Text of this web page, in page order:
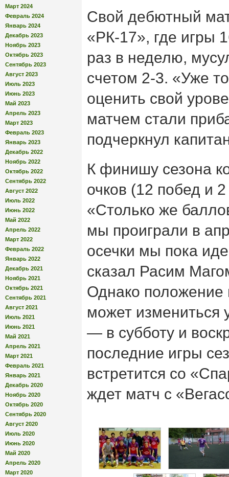
Март 2024
Февраль 2024
Январь 2024
Декабрь 2023
Ноябрь 2023
Октябрь 2023
Сентябрь 2023
Август 2023
Июль 2023
Июнь 2023
Май 2023
Апрель 2023
Март 2023
Февраль 2023
Январь 2023
Декабрь 2022
Ноябрь 2022
Октябрь 2022
Сентябрь 2022
Август 2022
Июль 2022
Июнь 2022
Май 2022
Апрель 2022
Март 2022
Февраль 2022
Январь 2022
Декабрь 2021
Ноябрь 2021
Октябрь 2021
Сентябрь 2021
Август 2021
Июль 2021
Июнь 2021
Май 2021
Апрель 2021
Март 2021
Февраль 2021
Январь 2021
Декабрь 2020
Ноябрь 2020
Октябрь 2020
Сентябрь 2020
Август 2020
Июль 2020
Июнь 2020
Май 2020
Апрель 2020
Март 2020
Свой дебютный
«РК-17», где игры
раз в неделю,
счетом 2-3. «Уже
оценить свой
матчем стали
подчеркнул
К финишу сезона
очков (12 побед и
«Столько же
мы проиграли в
осечки мы пока
сказал Расим
Однако положение
может измениться
— в субботу и
последние игры
встретится со
ждет матч с